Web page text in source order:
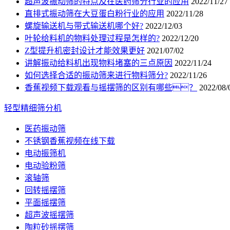
直排式振动筛在大豆蛋白粉行业的应用 2022/11/28
螺旋输送机与带式输送机哪个好? 2022/12/03
叶轮给料机的物料处理过程是怎样的? 2022/12/20
Z型提升机密封设计才能效果更好 2021/07/02
讲解振动给料机出现物料堵塞的三点原因 2022/11/24
如何选择合适的振动筛来进行物料筛分? 2022/11/26
香蕉视频下载观看与摇摆筛的区别有哪些？
2022/08/
轻型精细筛分机
医药振动筛
不锈钢香蕉视频在线下载
电动振筛机
电动验粉筛
滚轴筛
回转摇摆筛
平面摇摆筛
超声波摇摆筛
陶粒砂摇摆筛